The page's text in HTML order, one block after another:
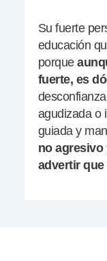
Su fuerte
educación
porque
fuerte, es
agudizada o
guiada y
no agresivo
advertir que